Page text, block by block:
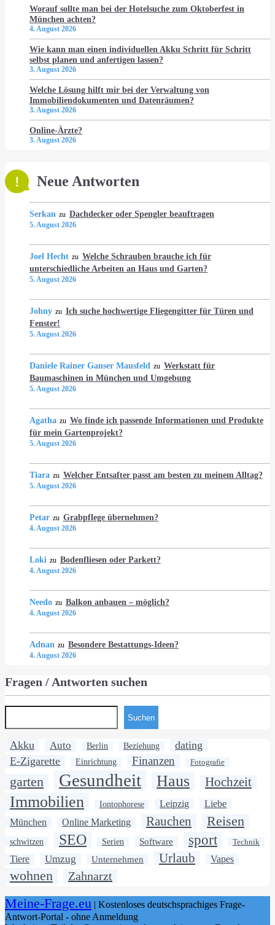
Worauf sollte man bei der Hotelsuche zum Oktoberfest in
München achten?
4. August 2026
Wie kann man einen individuellen Akku Schritt für Schritt
selbst planen und anfertigen lassen?
3. August 2026
Welche Lösung hilft mir bei der Verwaltung von
Immobiliendokumenten und Datenräumen?
3. August 2026
Online-Ärzte?
3. August 2026
Neue Antworten
Serkan zu Dachdecker oder Spengler beauftragen
5. August 2026
Joel Hecht zu Welche Schrauben brauche ich für
unterschiedliche Arbeiten an Haus und Garten?
5. August 2026
Johny zu Ich suche hochwertige Fliegengitter für Türen und
Fenster!
5. August 2026
Daniele Rainer Ganser Mausfeld zu Werkstatt für
Baumaschinen in München und Umgebung
5. August 2026
Agatha zu Wo finde ich passende Informationen und Produkte
für mein Gartenprojekt?
5. August 2026
Tiara zu Welcher Entsafter passt am besten zu meinem Alltag?
5. August 2026
Petar zu Grabpflege übernehmen?
4. August 2026
Loki zu Bodenfliesen oder Parkett?
4. August 2026
Needo zu Balkon anbauen – möglich?
4. August 2026
Adnan zu Besondere Bestattungs-Ideen?
4. August 2026
Fragen / Antworten suchen
Suchen
Akku Auto Berlin Beziehung
dating
E-Zigarette
Einrichtung Finanzen Fotografie
garten Gesundheit Haus Hochzeit
Immobilien Iontophorese Leipzig Liebe
München Online Marketing Rauchen Reisen
schwitzen SEO Serien Software sport Technik
Tiere Umzug Unternehmen Urlaub Vapes
wohnen Zahnarzt
Meine-Frage.eu | Kostenloses deutschsprachiges Frage-
Antwort-Portal - ohne Anmeldung